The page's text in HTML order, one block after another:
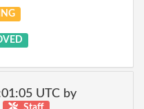
UTC by